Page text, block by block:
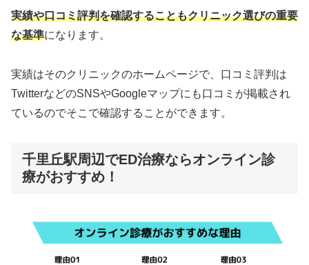
実績や口コミ評判を確認することもクリニック選びの重要
な基準になります。
実績はそのクリニックのホームページで、口コミ評判は
TwitterなどのSNSやGoogleマップにも口コミが掲載され
ているのでそこで確認することができます。
千里丘駅周辺でED治療ならオンライン診
療がおすすめ！